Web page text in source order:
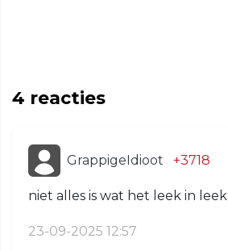
4 reacties
GrappigeIdioot +3718
niet alles is wat het leek in leek
23-09-2025 12:57